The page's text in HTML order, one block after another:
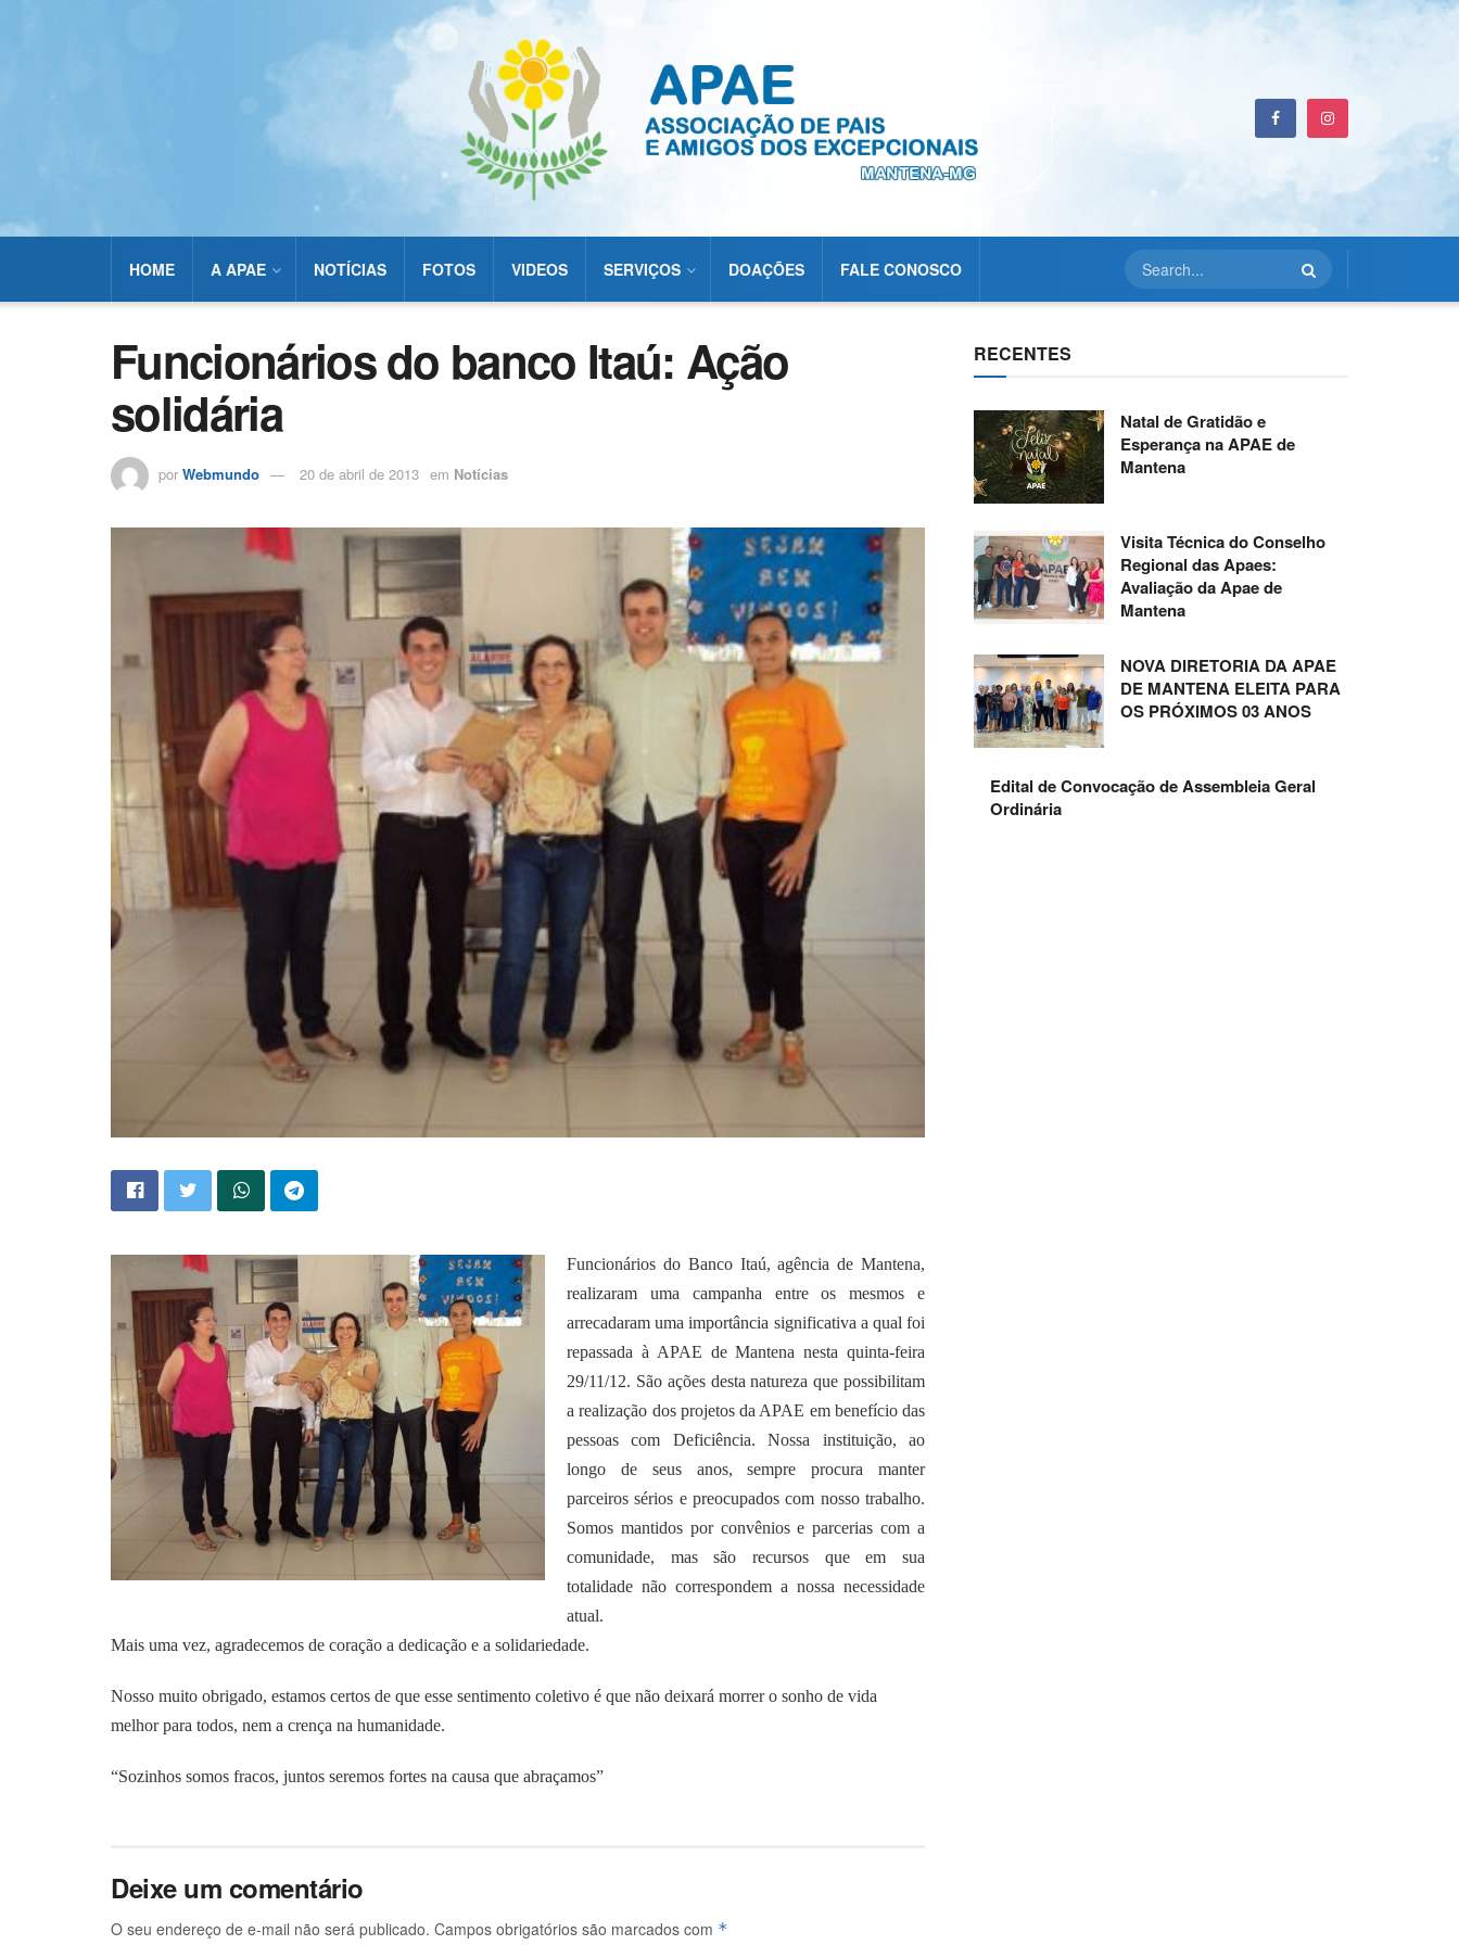
HOME A APAE NOTÍCIAS FOTOS VIDEOS SERVIÇOS DOAÇÕES FALE CONOSCO
Funcionários do banco Itaú: Ação
solidária
por Webmundo 20 de abril de 2013 em Notícias
Funcionários do Banco Itaú, agência de Mantena,
realizaram uma campanha entre os mesmos e
arrecadaram uma importância significativa a qual foi
repassada à APAE de Mantena nesta quinta-feira
29/11/12. São ações desta natureza que possibilitam
a realização dos projetos da APAE em benefício das
pessoas com Deficiência. Nossa instituição, ao
longo de seus anos, sempre procura manter
parceiros sérios e preocupados com nosso trabalho.
Somos mantidos por convênios e parcerias com a
comunidade, mas são recursos que em sua
totalidade não correspondem a nossa necessidade
atual.
Mais uma vez, agradecemos de coração a dedicação e a solidariedade.
Nosso muito obrigado, estamos certos de que esse sentimento coletivo é que não deixará morrer o sonho de vida
melhor para todos, nem a crença na humanidade.
“Sozinhos somos fracos, juntos seremos fortes na causa que abraçamos”
Deixe um comentário
O seu endereço de e-mail não será publicado. Campos obrigatórios são marcados com *
RECENTES
Natal de Gratidão e
Esperança na APAE de
Mantena
Visita Técnica do Conselho
Regional das Apaes:
Avaliação da Apae de
Mantena
NOVA DIRETORIA DA APAE
DE MANTENA ELEITA PARA
OS PRÓXIMOS 03 ANOS
Edital de Convocação de Assembleia Geral
Ordinária